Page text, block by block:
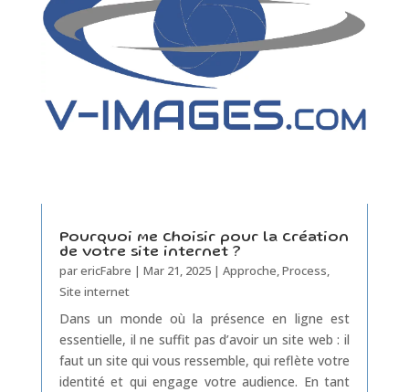
Pourquoi me choisir pour la création
de votre site internet ?
parericFabre | Mar 21, 2025| Approche,Process,
Site internet
Dans un monde où la présence en ligne est
essentielle, il ne suffit pas d’avoir un site web : il
faut un site qui vous ressemble, qui reflète votre
identité et qui engage votre audience. En tant